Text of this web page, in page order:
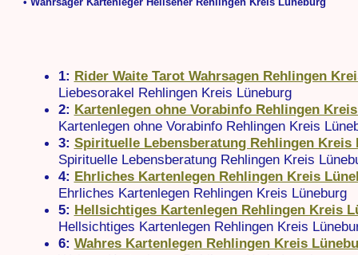
1: Rider Waite Tarot Wahrsagen Rehlingen
Liebesorakel Rehlingen Kreis Lüneburg
2: Kartenlegen ohne Vorabinfo Rehlingen
Kartenlegen ohne Vorabinfo Rehlingen Kreis
3: Spirituelle Lebensberatung Rehlingen Kreis
Spirituelle Lebensberatung Rehlingen Kreis
4: Ehrliches Kartenlegen Rehlingen Kreis
Ehrliches Kartenlegen Rehlingen Kreis Lüneburg
5: Hellsichtiges Kartenlegen Rehlingen Kreis
Hellsichtiges Kartenlegen Rehlingen Kreis
6: Wahres Kartenlegen Rehlingen Kreis